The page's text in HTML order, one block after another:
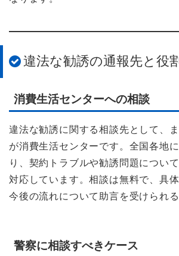
違法な勧誘の通報先と役
消費生活センターへの相談
違法な勧誘に関する相談先として、
が消費生活センターです。全国各地
り、契約トラブルや勧誘問題につい
対応しています。相談は無料で、具
今後の流れについて助言を受けられる
警察に相談すべきケース